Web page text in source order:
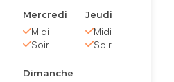
Mercredi
Midi
Soir
Jeudi
Midi
Soir
Dimanche